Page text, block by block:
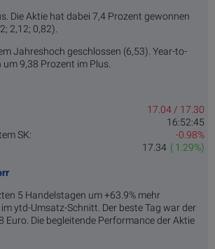
Die Aktie hat dabei 7,4 Prozent gewonnen
2,12; 0,82).
Jahreshoch geschlossen (6,53). Year-to-
9,38 Prozent im Plus.
17.04 / 17.30
16:52:45
SK:
-0.98%
( 1.29%)
17.34
5 Handelstagen um +63.9% mehr
ytd-Umsatz-Schnitt. Der beste Tag war der
Euro. Die begleitende Performance der Aktie